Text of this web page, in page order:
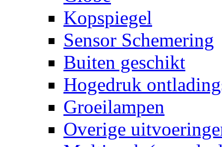
Kopspiegel
Sensor Schemering
Buiten geschikt
Hogedruk
Groeilampen
Overige